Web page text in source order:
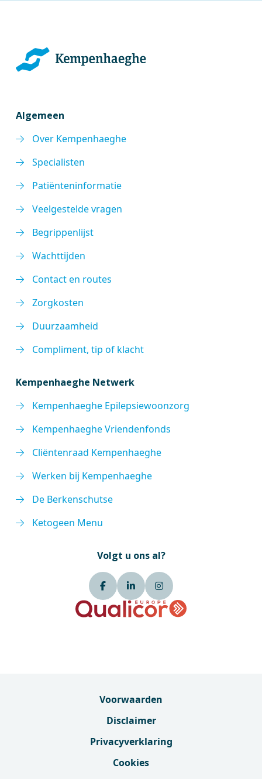
Algemeen
Over Kempenhaeghe
Specialisten
Patiënteninformatie
Veelgestelde vragen
Begrippenlijst
Wachttijden
Contact en routes
Zorgkosten
Duurzaamheid
Compliment, tip of klacht
Kempenhaeghe Netwerk
Kempenhaeghe Epilepsiewoonzorg
Kempenhaeghe Vriendenfonds
Cliëntenraad Kempenhaeghe
Werken bij Kempenhaeghe
De Berkenschutse
Ketogeen Menu
Volgt u ons al?
Voorwaarden
Disclaimer
Privacyverklaring
Cookies